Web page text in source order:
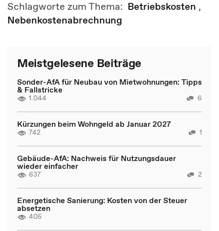
Schlagworte zum Thema: Betriebskosten ,
Nebenkostenabrechnung
Meistgelesene Beiträge
Sonder-AfA für Neubau von Mietwohnungen: Tipps
& Fallstricke
1.044 6
Kürzungen beim Wohngeld ab Januar 2027
742 1
Gebäude-AfA: Nachweis für Nutzungsdauer
wieder einfacher
637 2
Energetische Sanierung: Kosten von der Steuer
absetzen
405